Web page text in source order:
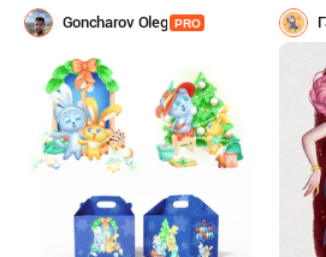
Goncharov Oleg PRO